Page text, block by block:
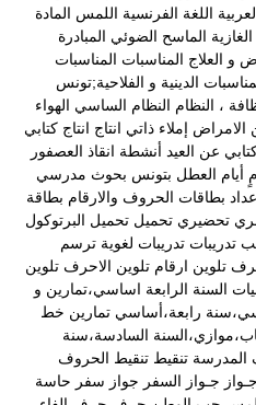
اللغة الفرنسية اللمس المادة
الماسح الضوئي المبادرة
و العلاج المناسبات المناسبات
الدينية و الفلاحية;تونس
، النظام النظام الساسي الهواء
الامراض إملاء ذاتي انتاج انتاج كتابي
عن العيد أنشطة انقاذ العصفور
أيام العطل بتونس بحوث مدرسي
بطاقات الحروف والارقام بطاقة
تحضيري تحميل تحميل البرتوكول
تدريبات تدريبات لغوية ترسم
تلوين ارقام تلوين الاحرف تلوين
السنة الرابعة اساسي،تمارين و
رابعة،أساسي تمارين خط
السادسة،سنة
المدرسة تنقيط تنقيط الحروف
جـواز جـواز السفر جواز سفر حاسة